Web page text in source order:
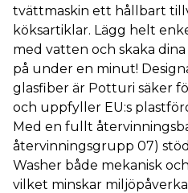
tvättmaskin ett hållbart
köksartiklar. Lägg helt
med vatten och skaka
på under en minut!
glasfiber är Potturi säker
och uppfyller EU:s
Med en fullt
återvinningsgrupp 07)
Washer både mekanisk
vilket minskar